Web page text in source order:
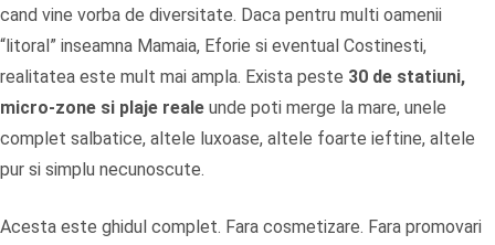
cand vine vorba de diversitate. Daca pentru multi oamenii
“litoral” inseamna Mamaia, Eforie si eventual Costinesti,
realitatea este mult mai ampla. Exista peste 30 de statiuni,
micro-zone si plaje reale unde poti merge la mare, unele
complet salbatice, altele luxoase, altele foarte ieftine, altele
pur si simplu necunoscute.
Acesta este ghidul complet. Fara cosmetizare. Fara promovari